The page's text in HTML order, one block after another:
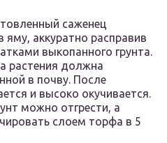
саженец
аккуратно расправив
выкопанного грунта.
растения должна
в почву. После
и высоко окучивается.
можно отгрести, а
слоем торфа в 5